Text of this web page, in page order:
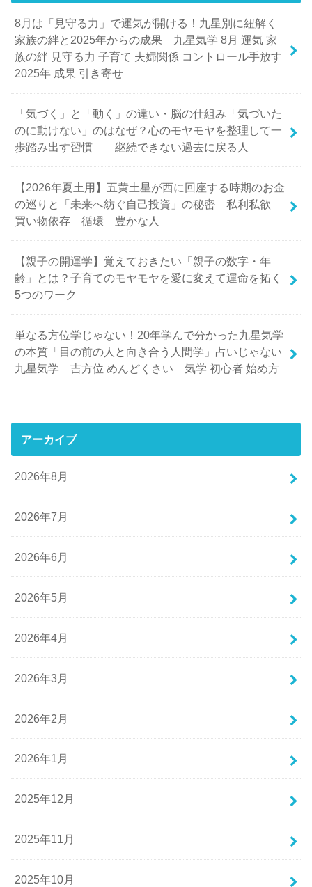
8月は「見守る力」で運気が開ける！九星別に紐解く
家族の絆と2025年からの成果 九星気学 8月 運気 家
族の絆 見守る力 子育て 夫婦関係 コントロール手放す
2025年 成果 引き寄せ
「気づく」と「動く」の違い・脳の仕組み「気づいた
のに動けない」のはなぜ？心のモヤモヤを整理して一
歩踏み出す習慣 継続できない過去に戻る人
【2026年夏土用】五黄土星が西に回座する時期のお金
の巡りと「未来へ紡ぐ自己投資」の秘密 私利私欲
買い物依存 循環 豊かな人
【親子の開運学】覚えておきたい「親子の数字・年
齢」とは？子育てのモヤモヤを愛に変えて運命を拓く
5つのワーク
単なる方位学じゃない！20年学んで分かった九星気学
の本質「目の前の人と向き合う人間学」占いじゃない
九星気学 吉方位 めんどくさい 気学 初心者 始め方
アーカイブ
2026年8月
2026年7月
2026年6月
2026年5月
2026年4月
2026年3月
2026年2月
2026年1月
2025年12月
2025年11月
2025年10月